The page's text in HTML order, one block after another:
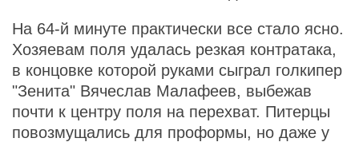
На 64-й минуте практически все стало ясно.
Хозяевам поля удалась резкая контратака,
в концовке которой руками сыграл голкипер
"Зенита" Вячеслав Малафеев, выбежав
почти к центру поля на перехват. Питерцы
повозмущались для проформы, но даже у